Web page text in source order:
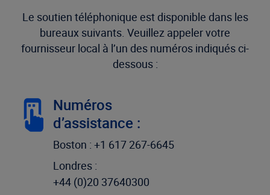
Le soutien téléphonique est disponible dans les
bureaux suivants. Veuillez appeler votre
fournisseur local à l’un des numéros indiqués ci-
dessous :
Numéros
d’assistance :
Boston : +1 617 267-6645
Londres :
+44 (0)20 37640300